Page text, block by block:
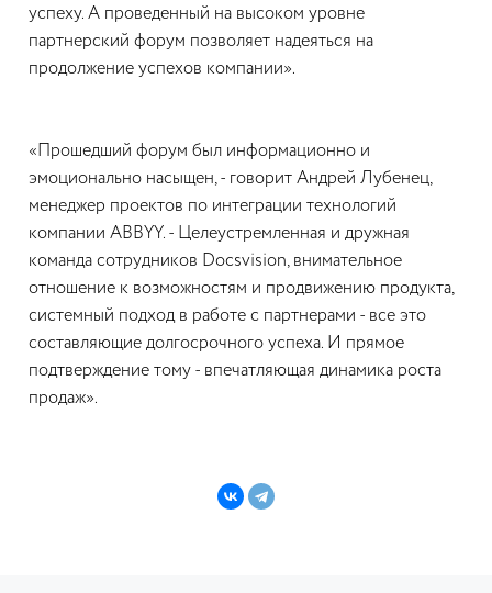
успеху. А проведенный на высоком уровне
партнерский форум позволяет надеяться на
продолжение успехов компании».
«Прошедший форум был информационно и
эмоционально насыщен, - говорит Андрей Лубенец,
менеджер проектов по интеграции технологий
компании ABBYY. - Целеустремленная и дружная
команда сотрудников Docsvision, внимательное
отношение к возможностям и продвижению продукта,
системный подход в работе с партнерами - все это
составляющие долгосрочного успеха. И прямое
подтверждение тому - впечатляющая динамика роста
продаж».